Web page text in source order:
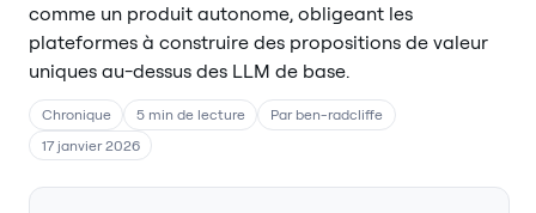
comme un produit autonome, obligeant les
plateformes à construire des propositions de valeur
uniques au-dessus des LLM de base.
Chronique 5 min de lecture
Par ben-radcliffe
17 janvier 2026